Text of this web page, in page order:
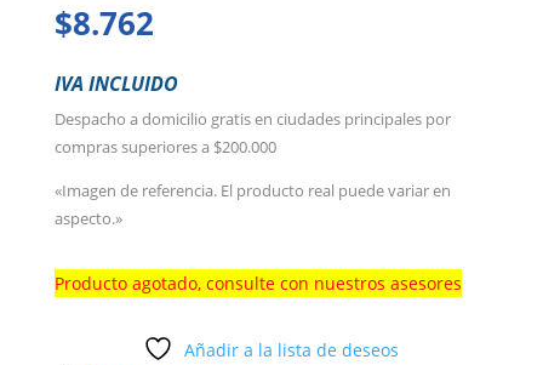
$8.762
IVA INCLUIDO
Despacho a domicilio gratis en ciudades principales por
compras superiores a $200.000
«Imagen de referencia. El producto real puede variar en
aspecto.»
Producto agotado, consulte con nuestros asesores
Añadir a la lista de deseos